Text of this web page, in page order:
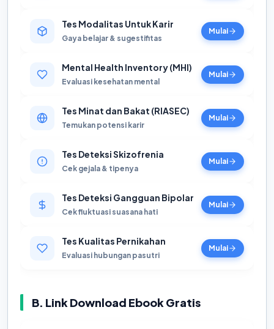
Tes Modalitas Untuk Karir
Gaya belajar & sugestifitas
Mulai
Mental Health Inventory (MHI)
Evaluasi kesehatan mental
Mulai
Tes Minat dan Bakat (RIASEC)
Temukan potensi karir
Mulai
Tes Deteksi Skizofrenia
Cek gejala & tipenya
Mulai
Tes Deteksi Gangguan Bipolar
Cek fluktuasi suasana hati
Mulai
Tes Kualitas Pernikahan
Evaluasi hubungan pasutri
Mulai
B. Link Download Ebook Gratis